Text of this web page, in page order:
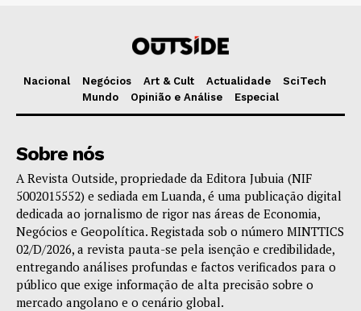
Nacional Negócios Art & Cult Actualidade
SciTech
Mundo
Opinião e Análise Especial
Sobre nós
A Revista Outside, propriedade da Editora Jubuia (NIF
5002015552) e sediada em Luanda, é uma publicação digital
dedicada ao jornalismo de rigor nas áreas de Economia,
Negócios e Geopolítica. Registada sob o número MINTTICS
02/D/2026, a revista pauta-se pela isenção e credibilidade,
entregando análises profundas e factos verificados para o
público que exige informação de alta precisão sobre o
mercado angolano e o cenário global.